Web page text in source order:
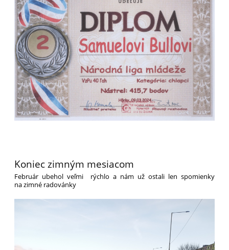
Koniec zimným mesiacom
Február ubehol veľmi
rýchlo a nám už ostali len spomienky
na zimné radovánky